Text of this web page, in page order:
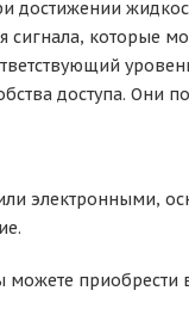
достижении
которые
доступа. Они
можете приобрести